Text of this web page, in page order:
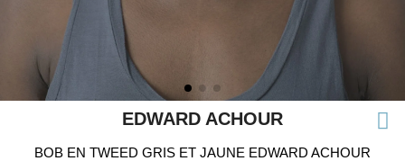
EDWARD ACHOUR
BOB EN TWEED GRIS ET JAUNE EDWARD ACHOUR